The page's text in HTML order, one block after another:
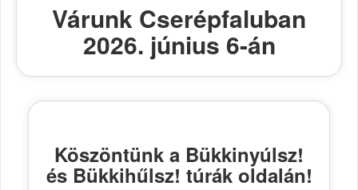
Várunk Cserépfaluban
2026. június 6-án
Köszöntünk a Bükkinyúlsz!
és Bükkihűlsz! túrák oldalán!